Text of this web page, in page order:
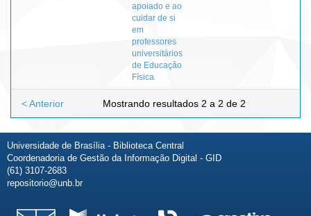
apoiado e ao
cuidar de si
em
professores
universitários
de Educação
Física
Mostrando resultados 2 a 2 de 2
< Anterior
Universidade de Brasília - Biblioteca Central
Coordenadoria de Gestão da Informação Digital - GID
(61) 3107-2683
repositorio@unb.br